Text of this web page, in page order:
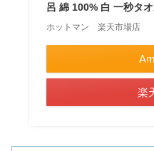
呂 綿 100% 白 一秒タ
ホットマン 楽天市場店
楽